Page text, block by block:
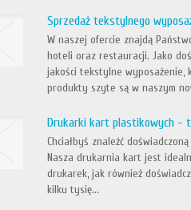
Sprzedaż tekstylnego
W naszej ofercie znajdą
hoteli oraz restauracji. Jako
jakości tekstylne wyposażenie,
produkty szyte są w naszym
Drukarki kart plastikowych -
Chciałbyś znaleźć
Nasza drukarnia kart jest
drukarek, jak również
kilku tysię...